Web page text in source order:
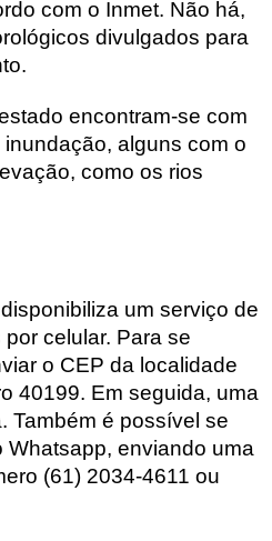
com o Inmet. Não há,
divulgados para
encontram-se com
inundação, alguns com o
como os rios
um serviço de
celular. Para se
o CEP da localidade
40199. Em seguida, uma
Também é possível se
Whatsapp, enviando uma
(61) 2034-4611 ou